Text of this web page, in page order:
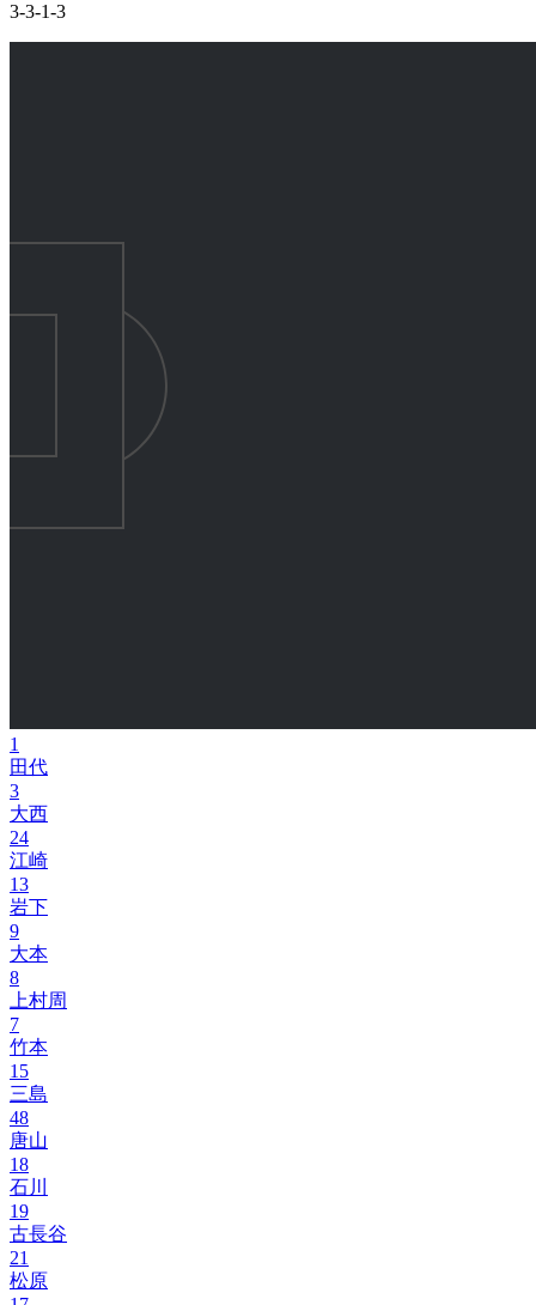
3-3-1-3
1
田代
3
大西
24
江崎
13
岩下
9
大本
8
上村周
7
竹本
15
三島
48
唐山
18
石川
19
古長谷
21
松原